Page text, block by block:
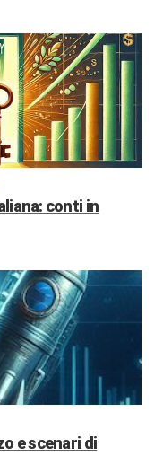
conti in
e scenari di